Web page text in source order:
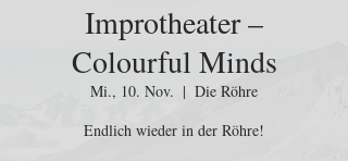
Improtheater –
Colourful Minds
Mi., 10. Nov.
  |
Die Röhre
Endlich wieder in der Röhre!